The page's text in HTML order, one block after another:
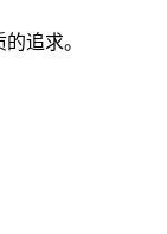
追求。